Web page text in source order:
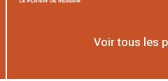
Voir tous les